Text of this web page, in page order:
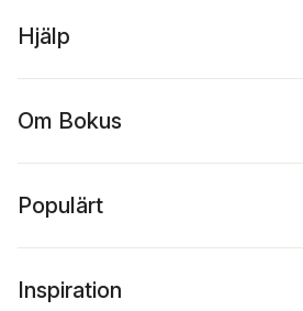
Hjälp
Om Bokus
Populärt
Inspiration